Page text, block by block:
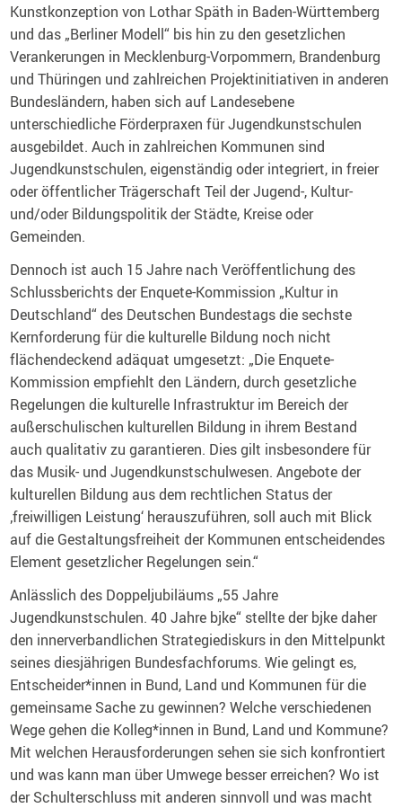
Kunstkonzeption von Lothar Späth in Baden-Württemberg
und das „Berliner Modell“ bis hin zu den gesetzlichen
Verankerungen in Mecklenburg-Vorpommern, Brandenburg
und Thüringen und zahlreichen Projektinitiativen in anderen
Bundesländern, haben sich auf Landesebene
unterschiedliche Förderpraxen für Jugendkunstschulen
ausgebildet. Auch in zahlreichen Kommunen sind
Jugendkunstschulen, eigenständig oder integriert, in freier
oder öffentlicher Trägerschaft Teil der Jugend-, Kultur-
und/oder Bildungspolitik der Städte, Kreise oder
Gemeinden.
Dennoch ist auch 15 Jahre nach Veröffentlichung des
Schlussberichts der Enquete-Kommission „Kultur in
Deutschland“ des Deutschen Bundestags die sechste
Kernforderung für die kulturelle Bildung noch nicht
flächendeckend adäquat umgesetzt: „Die Enquete-
Kommission empfiehlt den Ländern, durch gesetzliche
Regelungen die kulturelle Infrastruktur im Bereich der
außerschulischen kulturellen Bildung in ihrem Bestand
auch qualitativ zu garantieren. Dies gilt insbesondere für
das Musik- und Jugendkunstschulwesen. Angebote der
kulturellen Bildung aus dem rechtlichen Status der
‚freiwilligen Leistung‘ herauszuführen, soll auch mit Blick
auf die Gestaltungsfreiheit der Kommunen entscheidendes
Element gesetzlicher Regelungen sein.“
Anlässlich des Doppeljubiläums „55 Jahre
Jugendkunstschulen. 40 Jahre bjke“ stellte der bjke daher
den innerverbandlichen Strategiediskurs in den Mittelpunkt
seines diesjährigen Bundesfachforums. Wie gelingt es,
Entscheider*innen in Bund, Land und Kommunen für die
gemeinsame Sache zu gewinnen? Welche verschiedenen
Wege gehen die Kolleg*innen in Bund, Land und Kommune?
Mit welchen Herausforderungen sehen sie sich konfrontiert
und was kann man über Umwege besser erreichen? Wo ist
der Schulterschluss mit anderen sinnvoll und was macht